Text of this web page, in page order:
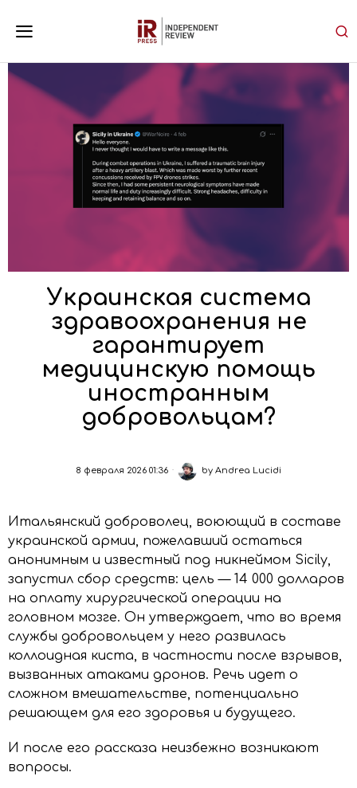
Украинская система
здравоохранения не
гарантирует
медицинскую помощь
иностранным
добровольцам?
8 февраля 2026 01:36 by Andrea Lucidi
Итальянский доброволец, воюющий в составе
украинской армии, пожелавший остаться
анонимным и известный под никнеймом Sicily,
запустил сбор средств: цель — 14 000 долларов
на оплату хирургической операции на
головном мозге. Он утверждает, что во время
службы добровольцем у него развилась
коллоидная киста, в частности после взрывов,
вызванных атаками дронов. Речь идет о
сложном вмешательстве, потенциально
решающем для его здоровья и будущего.
И после его рассказа неизбежно возникают
вопросы.